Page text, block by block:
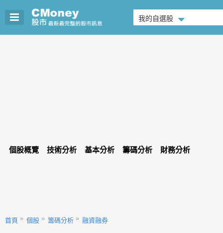
我的自選股
個股概覽 技術分析 基本分析 籌碼分析 財務分析
首頁 個股 籌碼分析 融資融券